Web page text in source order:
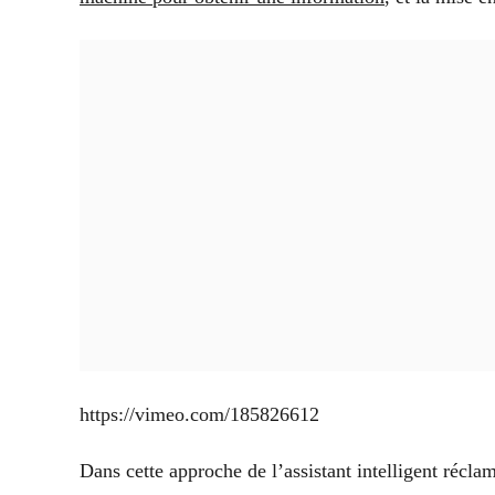
https://vimeo.com/185826612
Dans cette approche de l’assistant intelligent